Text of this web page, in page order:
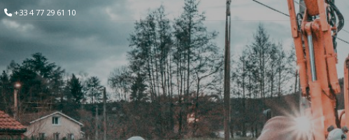
+33 4 77 29 61 10